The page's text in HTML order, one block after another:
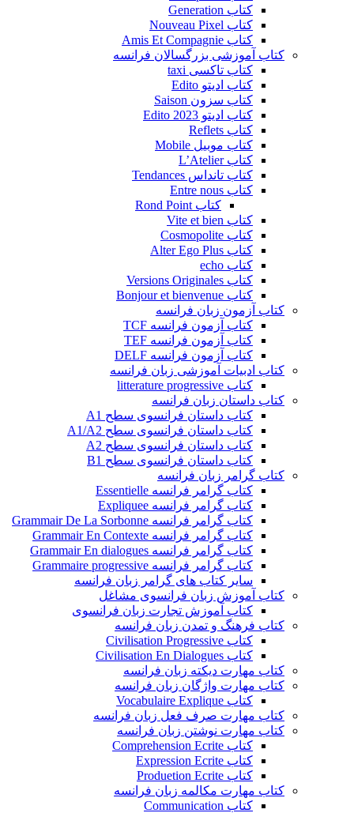
کتاب Generation
کتاب Nouveau Pixel
کتاب Amis Et Compagnie
کتاب آموزشی بزرگسالان فرانسه
کتاب تاکسی taxi
کتاب ادیتو Edito
کتاب سزون Saison
کتاب ادیتو Edito 2023
کتاب Reflets
کتاب موبیل Mobile
کتاب L’Atelier
کتاب تانداس Tendances
کتاب Entre nous
کتاب Rond Point
کتاب Vite et bien
کتاب Cosmopolite
کتاب Alter Ego Plus
کتاب echo
کتاب Versions Originales
کتاب Bonjour et bienvenue
کتاب آزمون زبان فرانسه
کتاب آزمون فرانسه TCF
کتاب آزمون فرانسه TEF
کتاب آزمون فرانسه DELF
کتاب ادبیات آموزشی زبان فرانسه
کتاب litterature progressive
کتاب داستان زبان فرانسه
کتاب داستان فرانسوی سطح A1
کتاب داستان فرانسوی سطح A1/A2
کتاب داستان فرانسوی سطح A2
کتاب داستان فرانسوی سطح B1
کتاب گرامر زبان فرانسه
کتاب گرامر فرانسه Essentielle
کتاب گرامر فرانسه Expliquee
کتاب گرامر فرانسه Grammair De La Sorbonne
کتاب گرامر فرانسه Grammair En Contexte
کتاب گرامر فرانسه Grammair En dialogues
کتاب گرامر فرانسه Grammaire progressive
سایر کتاب های گرامر زبان فرانسه
کتاب آموزش زبان فرانسوی مشاغل
کتاب آموزش تجارت زبان فرانسوی
کتاب فرهنگ و تمدن زبان فرانسه
کتاب Civilisation Progressive
کتاب Civilisation En Dialogues
کتاب مهارت دیکته زبان فرانسه
کتاب مهارت واژگان زبان فرانسه
کتاب Vocabulaire Explique
کتاب مهارت صرف فعل زبان فرانسه
کتاب مهارت نوشتن زبان فرانسه
کتاب Comprehension Ecrite
کتاب Expression Ecrite
کتاب Produetion Ecrite
کتاب مهارت مکالمه زبان فرانسه
کتاب Communication